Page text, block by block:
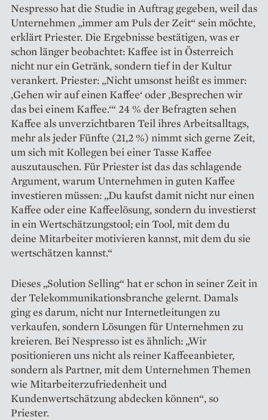
Nespresso hat die Studie in Auftrag gegeben, weil das
Unternehmen „immer am Puls der Zeit“ sein möchte,
erklärt Priester. Die Ergebnisse bestätigen, was er
schon länger beobachtet: Kaffee ist in Österreich
nicht nur ein Getränk, sondern tief in der Kultur
verankert. Priester: „Nicht umsonst heißt es immer:
‚Gehen wir auf einen Kaffee‘ oder ‚Besprechen wir
das bei einem Kaffee.‘“ 24 % der Befragten sehen
Kaffee als unverzichtbaren Teil ihres Arbeitsalltags,
mehr als jeder Fünfte (21,2 %) nimmt sich gerne Zeit,
um sich mit Kollegen bei einer Tasse Kaffee
auszutauschen. Für Priester ist das das schlagende
Argument, warum Unternehmen in guten Kaffee
investieren müssen: „Du kaufst damit nicht nur einen
Kaffee oder eine Kaffeelösung, sondern du investierst
in ein Wertschätzungstool; ein Tool, mit dem du
deine Mitarbeiter motivieren kannst, mit dem du sie
wertschätzen kannst.“
Dieses „Solution Selling“ hat er schon in seiner Zeit in
der Telekommunikationsbranche gelernt. Damals
ging es darum, nicht nur Internetleitungen zu
verkaufen, son­dern Lösungen für Unternehmen zu
kreieren. Bei Nespresso ist es ähnlich: „Wir
positionieren uns nicht als reiner Kaffeeanbieter,
sondern als Partner, mit dem Unternehmen Themen
wie Mitarbeiterzufriedenheit und
Kundenwertschätzung abdecken können“, so
Priester.